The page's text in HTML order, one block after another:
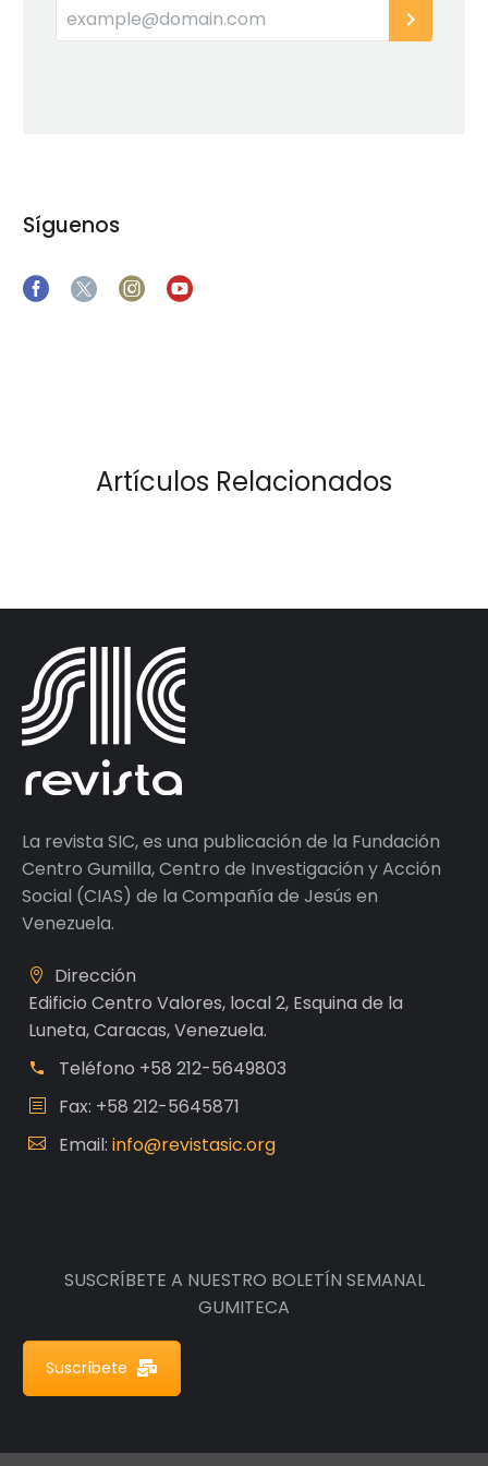
Síguenos
Artículos Relacionados
La revista SIC, es una publicación de la Fundación
Centro Gumilla, Centro de Investigación y Acción
Social (CIAS) de la Compañía de Jesús en
Venezuela.
Dirección
Edificio Centro Valores, local 2, Esquina de la
Luneta, Caracas, Venezuela.
Teléfono +58 212-5649803
Fax: +58 212-5645871
Email: info@revistasic.org
SUSCRÍBETE A NUESTRO BOLETÍN SEMANAL
GUMITECA
Suscríbete